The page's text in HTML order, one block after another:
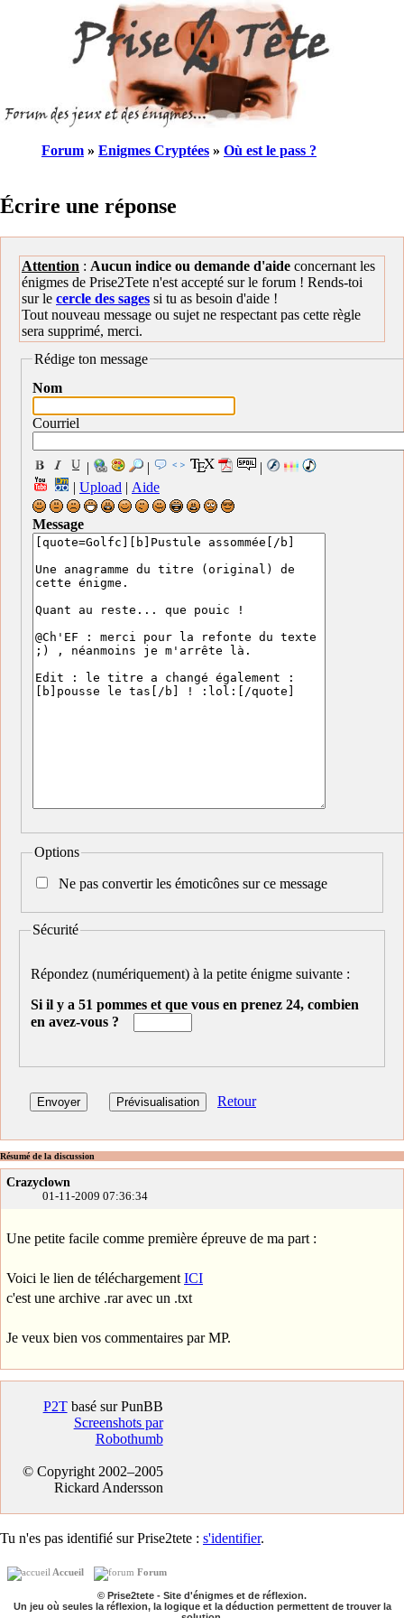
Forum » Enigmes Cryptées » Où est le pass ?
Écrire une réponse
Attention : Aucun indice ou demande d'aide concernant les
énigmes de Prise2Tete n'est accepté sur le forum ! Rends-toi
sur le cercle des sages si tu as besoin d'aide !
Tout nouveau message ou sujet ne respectant pas cette règle
sera supprimé, merci.
Rédige ton message
Nom
Courriel
| |
|
| Upload | Aide
Message
Options
Ne pas convertir les émoticônes sur ce message
Sécurité
Répondez (numériquement) à la petite énigme suivante :
Si il y a 51 pommes et que vous en prenez 24, combien
en avez-vous ?
Retour
Résumé de la discussion
Crazyclown
01-11-2009 07:36:34
Une petite facile comme première épreuve de ma part :
Voici le lien de téléchargement ICI
c'est une archive .rar avec un .txt
Je veux bien vos commentaires par MP.
P2Tbasé sur PunBB
Screenshots par
Robothumb
© Copyright 2002–2005
Rickard Andersson
Tu n'es pas identifié sur Prise2tete : s'identifier.
Accueil Forum
© Prise2tete - Site d'énigmes et de réflexion.
Un jeu où seules la réflexion, la logique et la déduction permettent de trouver la